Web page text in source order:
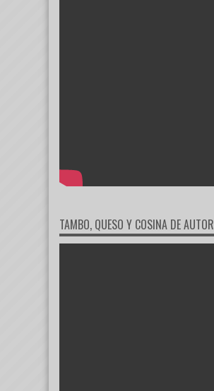
TAMBO, QUESO Y COSINA DE AUTOR